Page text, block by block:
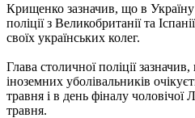
Крищенко зазначив, що в Україну
поліції з Великобританії та
своїх українських колег.
Глава столичної поліції
іноземних уболівальників
травня і в день фіналу чоловічої
травня.